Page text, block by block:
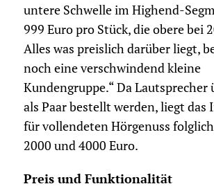
untere Schwelle im Highend-
999 Euro pro Stück, die obere bei
Alles was preislich darüber liegt,
noch eine verschwindend kleine
Kundengruppe.“ Da Lautsprecher
als Paar bestellt werden, liegt das
für vollendeten Hörgenuss
2000 und 4000 Euro.
Preis und Funktionalität